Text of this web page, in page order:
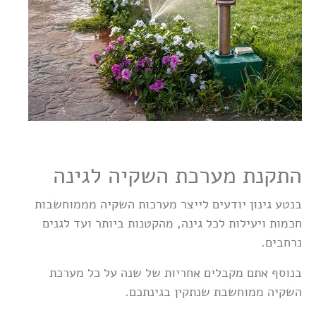
התקנת מערכת השקיה לגינה
בנטע גינון יודעים לייצר מערכות השקיה מממוחשבות
חכמות ויעילות לכל גינה, מהקטנות ביותר ועד לגנים
נרחבים.
בנוסף אתם מקבלים אחריות של שנה על כל מערכת
השקיה ממוחשבת שנתקין בגינתכם.